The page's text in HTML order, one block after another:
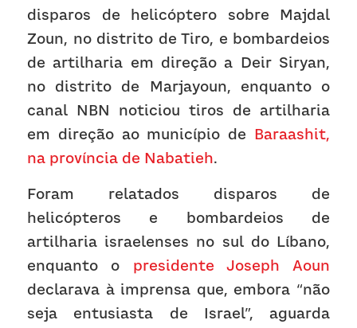
disparos de helicóptero sobre Majdal
Zoun, no distrito de Tiro, e bombardeios
de artilharia em direção a Deir Siryan,
no distrito de Marjayoun, enquanto o
canal NBN noticiou tiros de artilharia
em direção ao município de Baraashit,
na província de Nabatieh.
Foram relatados disparos de
helicópteros e bombardeios de
artilharia israelenses no sul do Líbano,
enquanto o presidente Joseph Aoun
declarava à imprensa que, embora “não
seja entusiasta de Israel”, aguarda